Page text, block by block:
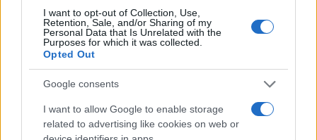
I want to opt-out of Collection, Use,
Retention, Sale, and/or Sharing of my
Personal Data that Is Unrelated with the
Purposes for which it was collected.
Opted Out
Google consents
I want to allow Google to enable storage
related to advertising like cookies on web or
το ενεργό πελατολόγιο της Protergia βάσει όρων
διαγωνισμού (βρίσκονται αναρτημένοι στην
ιστοσελίδα ης εταιρείας
protergia.gr/powergiving). Νέοι πελάτες μπορούν
να λάβουν μέρος επιλέγοντας την Protergia για τις
ενεργειακές τους ανάγκες.